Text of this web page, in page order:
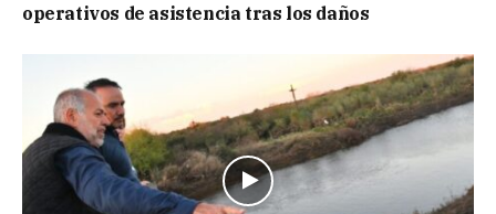
operativos de asistencia tras los daños